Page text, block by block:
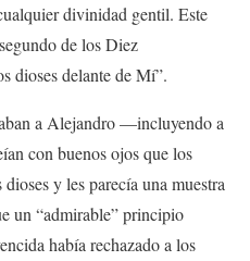
divinidad gentil. Este
de los Diez
dioses delante de Mí”.
a Alejandro —incluyendo a
con buenos ojos que los
y les parecía una muestra
un “admirable” principio
había rechazado a los